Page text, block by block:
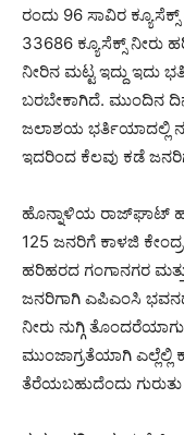
ರಂದು 96 ಸಾವಿರ
33686 ಕ್ಯೂಸೆಕ್ಸ್ ನೀರು
ನೀರಿನ ಮಟ್ಟ ಇದ್ದು ಇದು
ಬರಬೇಕಾಗಿದೆ. ಮುಂದಿನ
ಜಲಾಶಯ ಭರ್ತಿಯಾದಲ್ಲಿ
ಇದರಿಂದ ಕೆಲವು ಕಡೆ
ಹೊನ್ನಾಳಿಯ ರಾಜ್‌ಘಾಟ್
125 ಜನರಿಗೆ ಕಾಳಜಿ
ಹರಿಹರದ ಗಂಗಾನಗರ
ಜನರಿಗಾಗಿ ಎಪಿಎಂಸಿ
ನೀರು ನುಗ್ಗಿ
ಮುಂಜಾಗ್ರತೆಯಾಗಿ ಎಲ್ಲೆಲ್ಲಿ
ತೆರೆಯಬಹುದೆಂದು